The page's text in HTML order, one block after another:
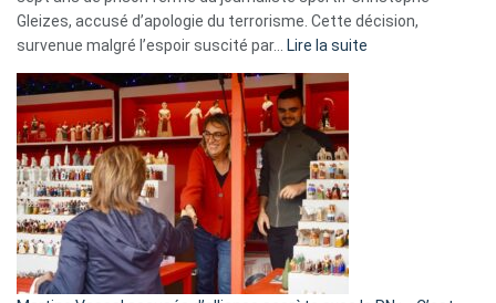
Gleizes, accusé d’apologie du terrorisme. Cette décision,
survenue malgré l’espoir suscité par…
Lire la suite